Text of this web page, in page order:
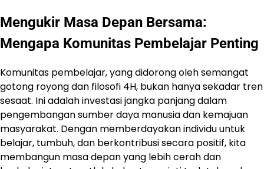
Mengukir Masa Depan Bersama:
Mengapa Komunitas Pembelajar Penting
Komunitas pembelajar, yang didorong oleh semangat
gotong royong dan filosofi 4H, bukan hanya sekadar tren
sesaat. Ini adalah investasi jangka panjang dalam
pengembangan sumber daya manusia dan kemajuan
masyarakat. Dengan memberdayakan individu untuk
belajar, tumbuh, dan berkontribusi secara positif, kita
membangun masa depan yang lebih cerah dan